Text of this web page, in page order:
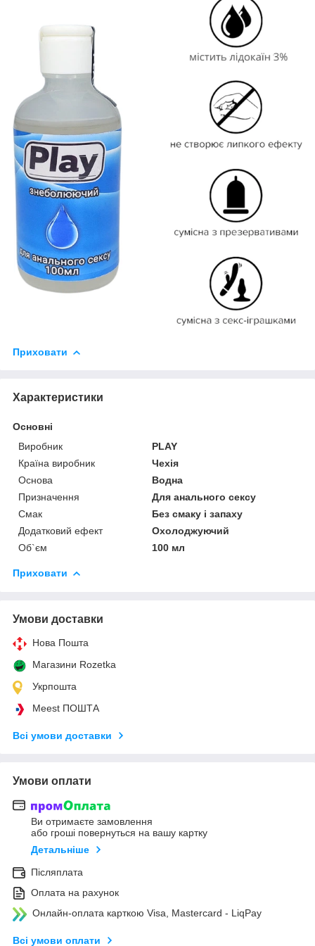
Приховати
Характеристики
Основні
Виробник
PLAY
Країна виробник
Чехія
Основа
Водна
Призначення
Для анального сексу
Смак
Без смаку і запаху
Додатковий ефект
Охолоджуючий
Об`єм
100 мл
Приховати
Умови доставки
Нова Пошта
Магазини Rozetka
Укрпошта
Meest ПОШТА
Всі умови доставки
Умови оплати
Ви отримаєте замовлення
або гроші повернуться на вашу картку
Детальніше
Післяплата
Оплата на рахунок
Онлайн-оплата карткою Visa, Mastercard - LiqPay
Всі умови оплати